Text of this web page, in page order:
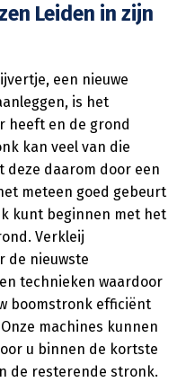
Leiden in zijn
een nieuwe
is het
heeft en de grond
kan veel van die
deze daarom door een
meteen goed gebeurt
kunt beginnen met het
Verkleij
de nieuwste
technieken waardoor
boomstronk efficiënt
machines kunnen
u binnen de kortste
de resterende stronk.